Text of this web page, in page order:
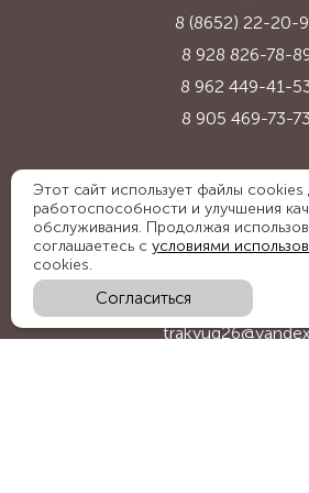
8 (8652) 22-20-
8 928 826-78-
8 962 449-41-
8 905 469-73-73
Адрес:
Ставропольский край, с.
ул.
Этот сайт использует файлы cookies
работоспособности и улучшения
обслуживания. Продолжая
соглашаетесь с условиями
cookies.
Согласиться